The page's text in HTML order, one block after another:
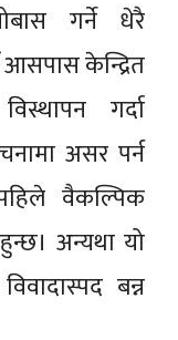
गर्ने धेरै
आसपास केन्द्रित
गर्दा
असर पर्न
वैकल्पिक
अन्यथा यो
बन्न